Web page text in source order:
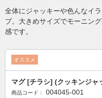
全体にジャッキーや色んなイ
プ。大きめサイズでモーニン
感です。
オススメ
マグ [チラシ] (クッキンジャ
商品コード： 004045-001